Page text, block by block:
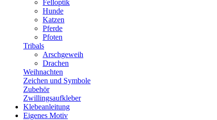
Felloptik
Hunde
Katzen
Pferde
Pfoten
Tribals
Arschgeweih
Drachen
Weihnachten
Zeichen und Symbole
Zubehör
Zwillingsaufkleber
Klebeanleitung
Eigenes Motiv